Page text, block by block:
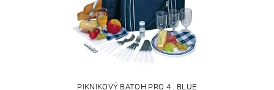
PIKNIKOVÝ BATOH PRO 4 . BLUE